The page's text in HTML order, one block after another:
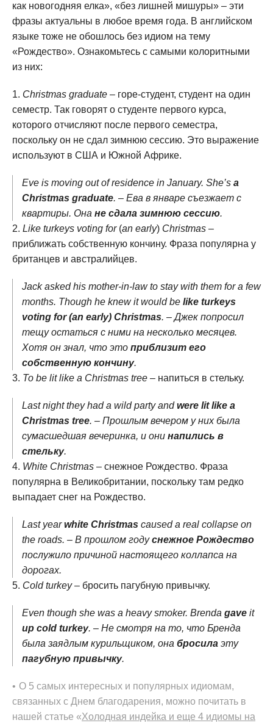
как новогодняя елка», «без лишней мишуры» – эти
фразы актуальны в любое время года. В английском
языке тоже не обошлось без идиом на тему
«Рождество». Ознакомьтесь с самыми колоритными
из них:
Christmas graduate – горе-студент, студент на один
семестр. Так говорят о студенте первого курса,
которого отчисляют после первого семестра,
поскольку он не сдал зимнюю сессию. Это выражение
используют в США и Южной Африке.
Eve is moving out of residence in January. She’s a
Christmas graduate. – Ева в январе съезжает с
квартиры. Она не сдала зимнюю сессию.
Like turkeys voting for(an early) Christmas –
приближать собственную кончину. Фраза популярна у
британцев и австралийцев.
Jack asked his mother-in-law to stay with them for a few
months. Though he knew it would be like turkeys
voting for (an early) Christmas. – Джек попросил
тещу остаться с ними на несколько месяцев.
Хотя он знал, что это приблизит его
собственную кончину.
To be lit like a Christmas tree – напиться в стельку.
Last night they had a wild party andwere lit like a
Christmas tree. – Прошлым вечером у них была
сумасшедшая вечеринка, и они напились в
стельку.
White Christmas – снежное Рождество. Фраза
популярна в Великобритании, поскольку там редко
выпадает снег на Рождество.
Last yearwhite Christmas caused a real collapse on
the roads. – В прошлом годуснежное Рождество
послужило причиной настоящего коллапса на
дорогах.
Cold turkey– бросить пагубную привычку.
Even though she was a heavy smoker. Brenda gave it
up cold turkey. – Не смотря на то, что Бренда
была заядлым курильщиком, она бросила эту
пагубную привычку.
О 5 самых интересных и популярных идиомам,
связанных с Днем благодарения, можно почитать в
нашей статье «Холодная индейка и еще 4 идиомы на